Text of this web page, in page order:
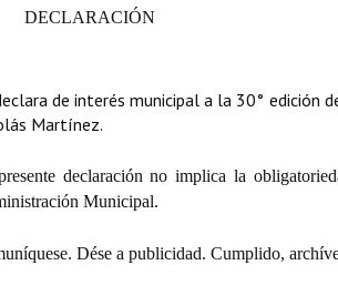
DECLARACIÓN
de interés municipal a la 30° edición
Martínez.
declaración no implica la
Municipal.
Dése a publicidad. Cumplido,